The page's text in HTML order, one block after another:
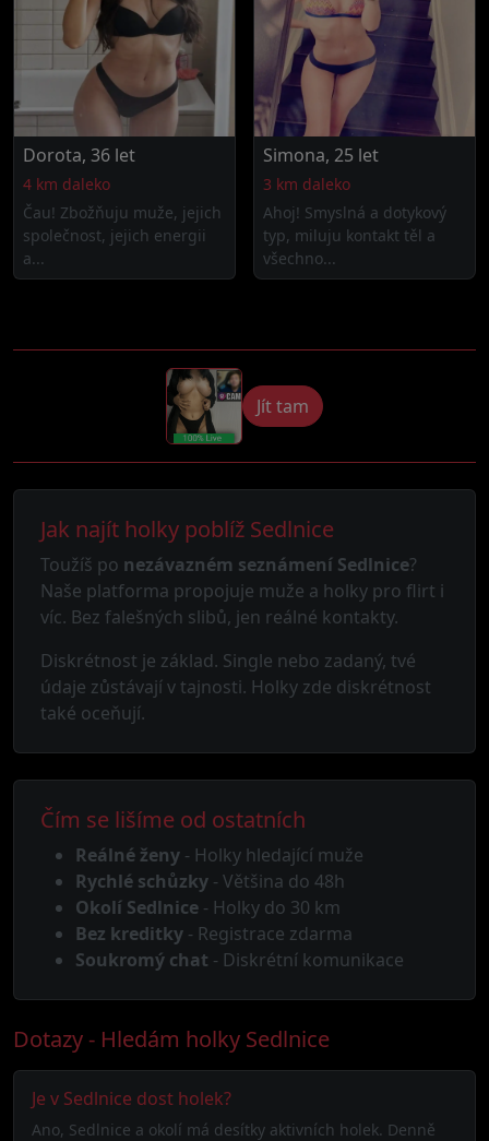
Dorota, 36 let
4 km daleko
Čau! Zbožňuju muže, jejich
společnost, jejich energii
a...
Simona, 25 let
3 km daleko
Ahoj! Smyslná a dotykový
typ, miluju kontakt těl a
všechno...
Jít tam
Jak najít holky poblíž Sedlnice
Toužíš po nezávazném seznámení Sedlnice?
Naše platforma propojuje muže a holky pro flirt i
víc. Bez falešných slibů, jen reálné kontakty.
Diskrétnost je základ. Single nebo zadaný, tvé
údaje zůstávají v tajnosti. Holky zde diskrétnost
také oceňují.
Čím se lišíme od ostatních
Reálné ženy - Holky hledající muže
Rychlé schůzky - Většina do 48h
Okolí Sedlnice - Holky do 30 km
Bez kreditky - Registrace zdarma
Soukromý chat - Diskrétní komunikace
Dotazy - Hledám holky Sedlnice
Je v Sedlnice dost holek?
Ano, Sedlnice a okolí má desítky aktivních holek. Denně